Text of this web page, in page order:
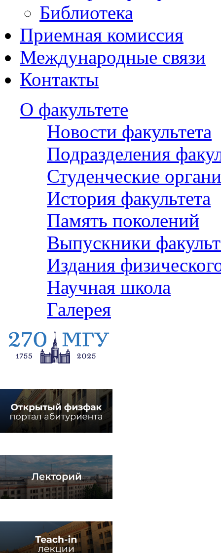
Библиотека
Приемная комиссия
Международные связи
Контакты
О факультете
Новости факультета
Подразделения
Студенческие
История факультета
Память поколений
Выпускники
Издания
Научная школа
Галерея